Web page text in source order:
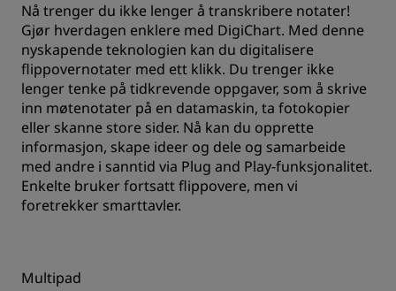
Nå trenger du ikke lenger å transkribere notater!
Gjør hverdagen enklere med DigiChart. Med denne
nyskapende teknologien kan du digitalisere
flippovernotater med ett klikk. Du trenger ikke
lenger tenke på tidkrevende oppgaver, som å skrive
inn møtenotater på en datamaskin, ta fotokopier
eller skanne store sider. Nå kan du opprette
informasjon, skape ideer og dele og samarbeide
med andre i sanntid via Plug and Play-funksjonalitet.
Enkelte bruker fortsatt flippovere, men vi
foretrekker smarttavler.
Multipad